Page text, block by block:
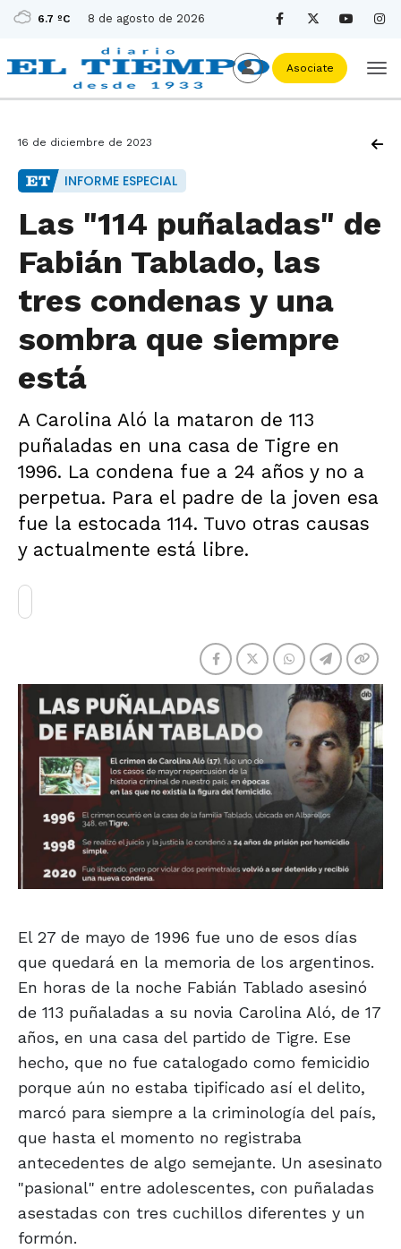
6.7 ºC 8 de agosto de 2026
Asociate
16 de diciembre de 2023
INFORME ESPECIAL
Las "114 puñaladas" de
Fabián Tablado, las
tres condenas y una
sombra que siempre
está
A Carolina Aló la mataron de 113
puñaladas en una casa de Tigre en
1996. La condena fue a 24 años y no a
perpetua. Para el padre de la joven esa
fue la estocada 114. Tuvo otras causas
y actualmente está libre.
El 27 de mayo de 1996 fue uno de esos días
que quedará en la memoria de los argentinos.
En horas de la noche Fabián Tablado asesinó
de 113 puñaladas a su novia Carolina Aló, de 17
años, en una casa del partido de Tigre. Ese
hecho, que no fue catalogado como femicidio
porque aún no estaba tipificado así el delito,
marcó para siempre a la criminología del país,
que hasta el momento no registraba
antecedentes de algo semejante. Un asesinato
"pasional" entre adolescentes, con puñaladas
asestadas con tres cuchillos diferentes y un
formón.